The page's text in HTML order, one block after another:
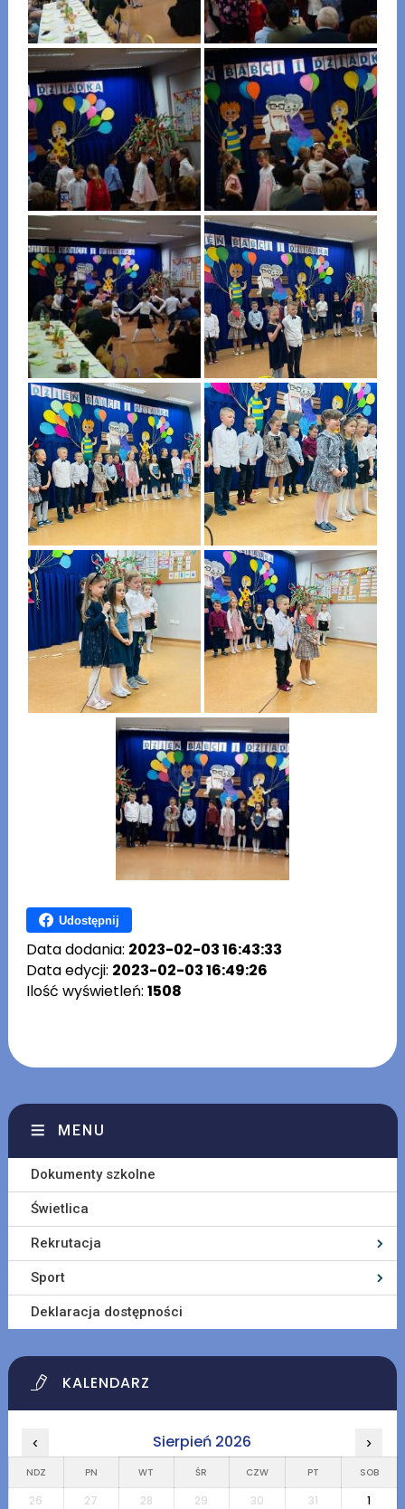
Udostępnij
Data dodania: 2023-02-03 16:43:33
Data edycji: 2023-02-03 16:49:26
Ilość wyświetleń: 1508
MENU
Dokumenty szkolne
Świetlica
Rekrutacja
Sport
Deklaracja dostępności
KALENDARZ
‹ Sierpień 2026 ›
NDZ PN WT ŚR CZW PT SOB
26 27 28 29 30 31
1